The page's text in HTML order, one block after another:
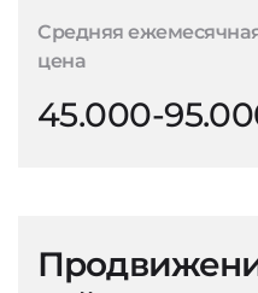
Средняя
цена
45.000-